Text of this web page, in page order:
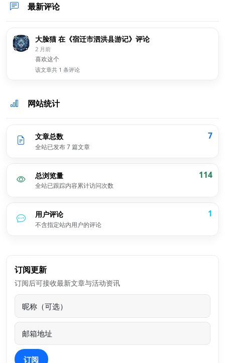
最新评论
大脸猫 在《宿迁市泗洪县游记》评论
2 月前
喜欢这个
该文章共 1 条评论
网站统计
文章总数
全站已发布 7 篇文章
7
总浏览量
全站已跟踪内容累计访问次数
114
用户评论
不含指定站内用户的评论
1
订阅更新
订阅后可接收最新文章与活动资讯
订阅